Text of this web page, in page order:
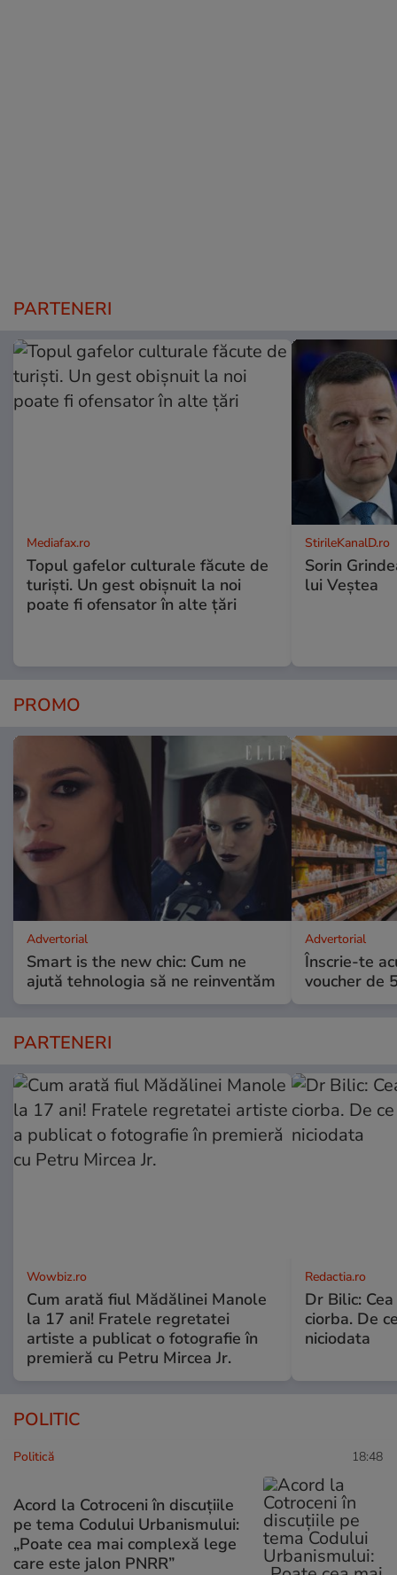
PARTENERI
Mediafax.ro
Topul gafelor culturale făcute de
turiști. Un gest obișnuit la noi
poate fi ofensator în alte țări
StirileKanalD.ro
Sorin
lui Veștea
PROMO
Advertorial
Smart is the new chic: Cum ne
ajută tehnologia să ne reinventăm
Advertorial
Înscrie-te
voucher de
PARTENERI
Wowbiz.ro
Cum arată fiul Mădălinei Manole
la 17 ani! Fratele regretatei
artiste a publicat o fotografie în
premieră cu Petru Mircea Jr.
Redactia.ro
Dr Bilic:
ciorba. De
niciodata
POLITIC
Politică 18:48
Acord la Cotroceni în discuțiile
pe tema Codului Urbanismului:
„Poate cea mai complexă lege
care este jalon PNRR”